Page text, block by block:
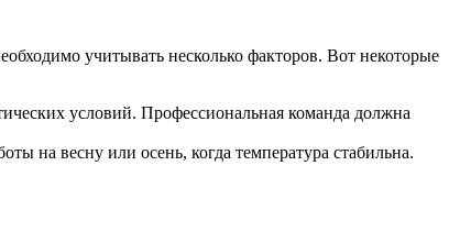
учитывать несколько факторов. Вот некоторые
условий. Профессиональная команда должна
на весну или осень, когда температура стабильна.